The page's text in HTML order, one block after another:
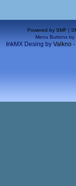
Powered by SMF |
Menu Buttons by
InkMX Desing by Valkno